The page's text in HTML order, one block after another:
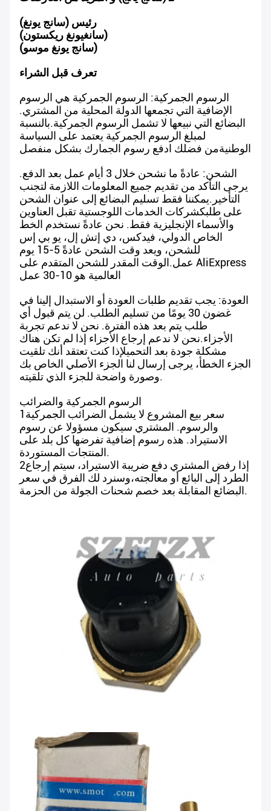
رئيس (سانج يونغ)
(سانغيونغ ريكستون)
(سانج يونغ موسو)
تعرف قبل الشراء
الرسوم الجمركية: الرسوم الجمركية هي الرسوم
الإضافية التي تجمعها الدولة المحلية من المشتري.
البضائع التي نبيعها لا تشمل الرسوم الجمركية.بالنسبة
لمبلغ الرسوم الجمركية يعتمد على السياسة
الوطنيةمن فضلك ادفع رسوم الجمارك بشكل منفصل
الشحن: عادةً ما نشحن خلال 3 أيام عمل بعد الدفع.
يرجى التأكد من تقديم جميع المعلومات اللازمة لتجنب
التأخير.يمكننا فقط تسليم البضائع إلى عنوان الشحن
على طلبكشركات الخدمات اللوجستية تقبل العناوين
والأسماء الإنجليزية فقط. نحن عادةً نستخدم الخط
الخاص الدولي، فيدكس، دي إتش إل، يو بي إس
للشحن، ويعد وقت الشحن عادةً 5-15 يوم
عمل.الوقت المقدر للشحن المتقدم على AliExpress
العالمية هو 10-30 عمل
العودة: يجب تقديم طلبات العودة أو الاستبدال إلينا في
غضون 30 يومًا من تسليم الطلب. لن يتم قبول أي
طلب يتم بعد هذه الفترة. نحن لا ندعم تجربة
الأجزاء.نحن لا ندعم إرجاع الأجزاء إذا لم تكن هناك
مشكلة جودة بعد التحميلإذا كنت تعتقد أنك تلقيت
الجزء الخطأ، يرجى إرسال لنا الجزء الأصلي الخاص بك
وصورة واضحة للجزء الذي تلقيته.
الرسوم الجمركية والضرائب
1سعر بيع المشروع لا يشمل الضرائب الجمركية
والرسوم. المشتري سيكون مسؤولا عن رسوم
الاستيراد. هذه رسوم إضافية تفرضها كل بلد على
المنتجات المستوردة.
2إذا رفض المشتري دفع ضريبة الاستيراد، سيتم إرجاع
الطرد إلى البائع أو معالجته،وسنرد لك الفرق في سعر
البضائع المقابلة بعد خصم شحنات الجولة من الحزمة.